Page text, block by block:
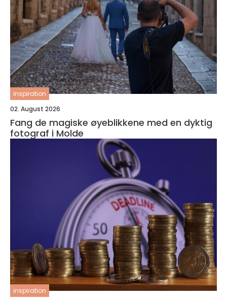
inspiration
02. August 2026
Fang de magiske øyeblikkene med en dyktig
fotograf i Molde
inspiration